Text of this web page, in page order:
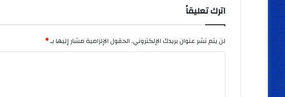
اترك تعليقاً
لن يتم نشر عنوان بريدك الإلكتروني.الحقول الإلزامية مشار إليها بـ*